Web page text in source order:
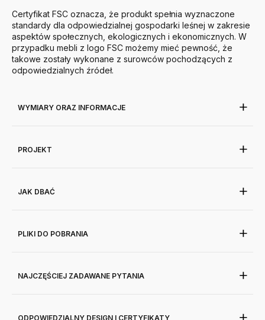
Certyfikat FSC oznacza, że produkt spełnia wyznaczone
standardy dla odpowiedzialnej gospodarki leśnej w zakresie
aspektów społecznych, ekologicznych i ekonomicznych. W
przypadku mebli z logo FSC możemy mieć pewność, że
takowe zostały wykonane z surowców pochodzących z
odpowiedzialnych źródeł.
WYMIARY ORAZ INFORMACJE
PROJEKT
JAK DBAĆ
PLIKI DO POBRANIA
NAJCZĘŚCIEJ ZADAWANE PYTANIA
ODPOWIEDZIALNY DESIGN I CERTYFIKATY